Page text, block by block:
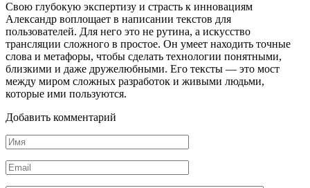
Свою глубокую экспертизу и страсть к инновациям
Александр воплощает в написании текстов для
пользователей. Для него это не рутина, а искусство
трансляции сложного в простое. Он умеет находить точные
слова и метафоры, чтобы сделать технологии понятными,
близкими и даже дружелюбными. Его тексты — это мост
между миром сложных разработок и живыми людьми,
которые ими пользуются.
Добавить комментарий
Имя
*
Email
*